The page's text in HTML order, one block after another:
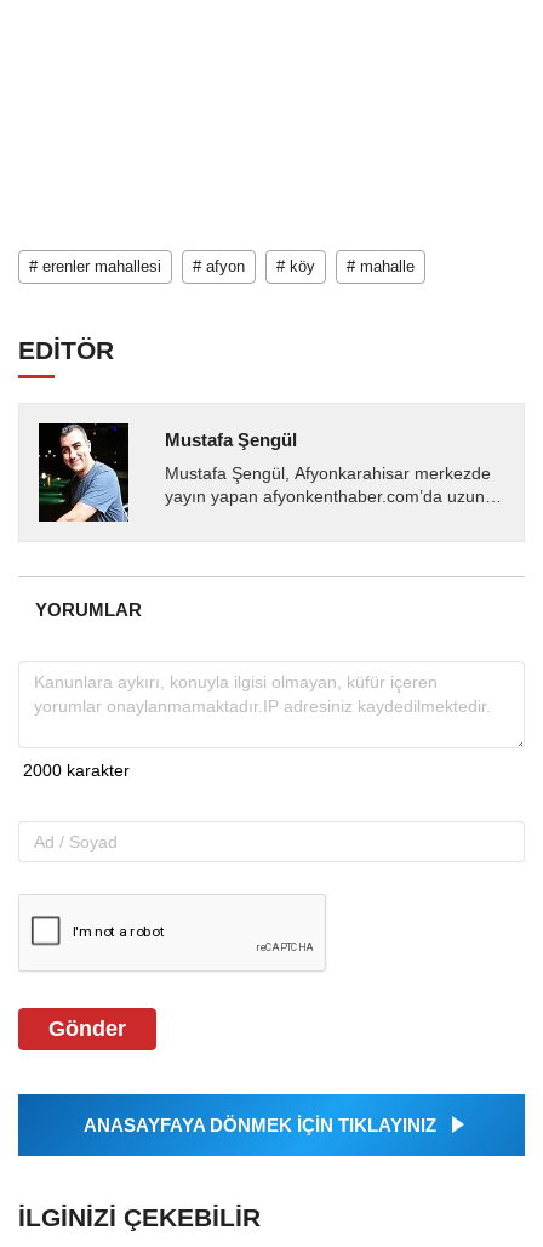
# erenler mahallesi # afyon # köy # mahalle
EDİTÖR
Mustafa Şengül
Mustafa Şengül, Afyonkarahisar merkezde
yayın yapan afyonkenthaber.com’da uzun
almakta, haber akışı...
YORUMLAR
Gönder
ANASAYFAYA DÖNMEK İÇİN TIKLAYINIZ
İLGINIZI ÇEKEBILIR